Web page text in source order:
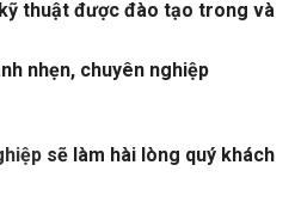
thuật được đào tạo trong và
nhẹn, chuyên nghiệp
sẽ làm hài lòng quý khách